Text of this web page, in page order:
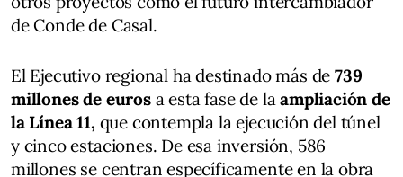
de Conde de Casal.
El Ejecutivo regional ha destinado más de739
millones de eurosa esta fase de laampliación de
la Línea 11, que contempla la ejecución del túnel
y cinco estaciones. De esa inversión, 586
millones se centran específicamente en la obra